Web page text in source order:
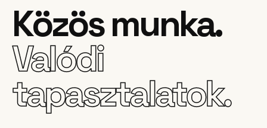
Közös munka.
Valódi
tapasztalatok.